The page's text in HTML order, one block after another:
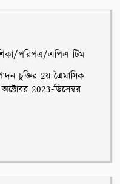
পরিপত্র/এপিএ টিম
চুক্তির 2য় ত্রৈমাসিক
2023-ডিসেম্বর